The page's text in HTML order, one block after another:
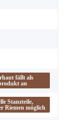
fällt als
an
Stanzteile,
Riemen möglich